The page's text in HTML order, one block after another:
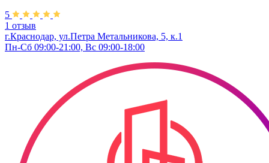
5
1 отзыв
г.Краснодар, ул.Петра Метальникова, 5, к.1
Пн-Сб 09:00-21:00, Вс 09:00-18:00